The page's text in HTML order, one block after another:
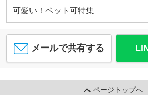
可愛い！ペット可特集
メールで共有する
ページトップへ